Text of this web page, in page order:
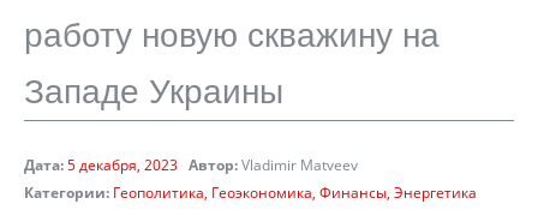
работу новую скважину на
Западе Украины
Дата:5 декабря, 2023 Автор:Vladimir Matveev
Категории: Геополитика Геоэкономика Финансы Энергетика